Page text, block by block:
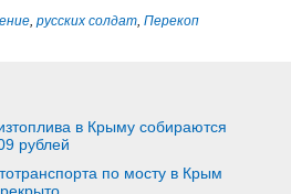
, русских солдат, Перекоп
в Крыму собираются
рублей
по мосту в Крым